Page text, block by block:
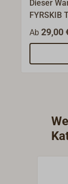
Dieser
FYRSKIB
poliertes
Ab29,00